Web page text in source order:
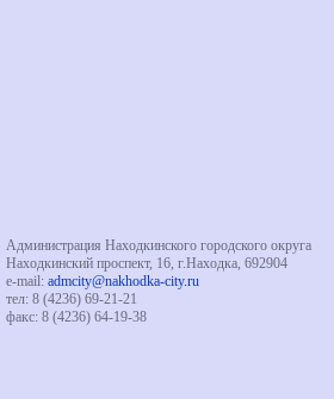
Администрация Находкинского городского округа
Находкинский проспект, 16, г.Находка, 692904
e-mail: admcity@nakhodka-city.ru
тел: 8 (4236) 69-21-21
факс: 8 (4236) 64-19-38